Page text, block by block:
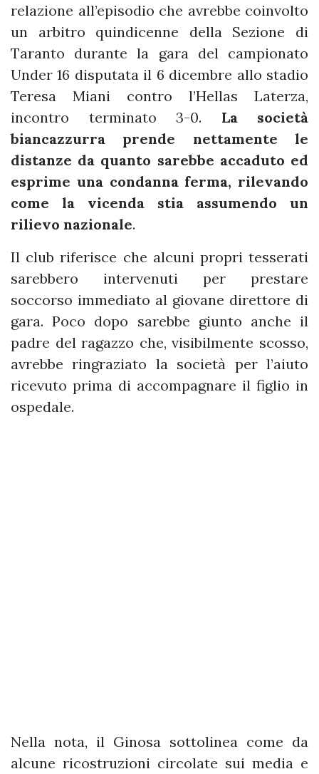
relazione all’episodio che avrebbe coinvolto
un arbitro quindicenne della Sezione di
Taranto durante la gara del campionato
Under 16 disputata il 6 dicembre allo stadio
Teresa Miani contro l’Hellas Laterza,
incontro terminato 3-0. La società
biancazzurra prende nettamente le
distanze da quanto sarebbe accaduto ed
esprime una condanna ferma, rilevando
come la vicenda stia assumendo un
rilievo nazionale.
Il club riferisce che alcuni propri tesserati
sarebbero intervenuti per prestare
soccorso immediato al giovane direttore di
gara. Poco dopo sarebbe giunto anche il
padre del ragazzo che, visibilmente scosso,
avrebbe ringraziato la società per l’aiuto
ricevuto prima di accompagnare il figlio in
ospedale.
Nella nota, il Ginosa sottolinea come da
alcune ricostruzioni circolate sui media e